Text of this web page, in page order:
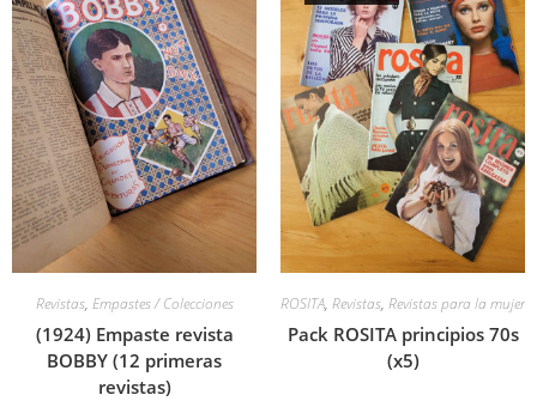
Revistas, Empastes / Colecciones
(1924) Empaste revista
BOBBY (12 primeras
revistas)
ROSITA, Revistas, Revistas para la mujer
Pack ROSITA principios 70s
(x5)